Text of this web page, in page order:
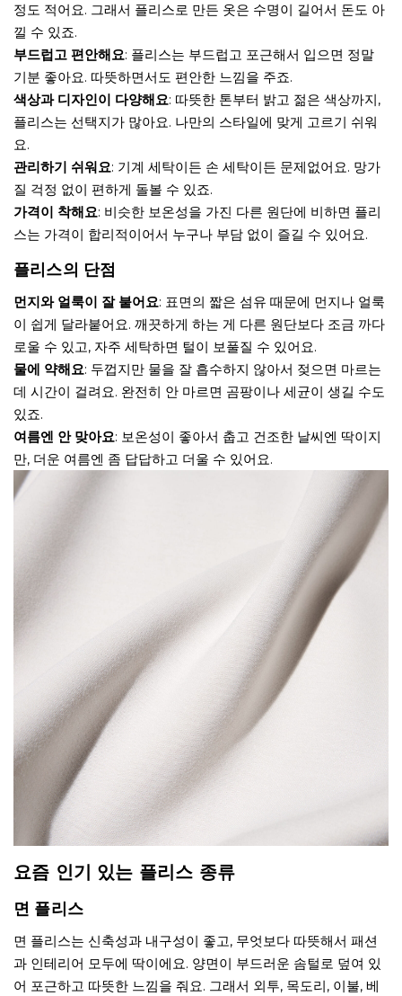
정도 적어요. 그래서 플리스로 만든 옷은 수명이 길어서 돈도 아
낄 수 있죠.
부드럽고 편안해요: 플리스는 부드럽고 포근해서 입으면 정말
기분 좋아요. 따뜻하면서도 편안한 느낌을 주죠.
색상과 디자인이 다양해요: 따뜻한 톤부터 밝고 젊은 색상까지,
플리스는 선택지가 많아요. 나만의 스타일에 맞게 고르기 쉬워
요.
관리하기 쉬워요: 기계 세탁이든 손 세탁이든 문제없어요. 망가
질 걱정 없이 편하게 돌볼 수 있죠.
가격이 착해요: 비슷한 보온성을 가진 다른 원단에 비하면 플리
스는 가격이 합리적이어서 누구나 부담 없이 즐길 수 있어요.
플리스의 단점
먼지와 얼룩이 잘 붙어요: 표면의 짧은 섬유 때문에 먼지나 얼룩
이 쉽게 달라붙어요. 깨끗하게 하는 게 다른 원단보다 조금 까다
로울 수 있고, 자주 세탁하면 털이 보풀질 수 있어요.
물에 약해요: 두껍지만 물을 잘 흡수하지 않아서 젖으면 마르는
데 시간이 걸려요. 완전히 안 마르면 곰팡이나 세균이 생길 수도
있죠.
여름엔 안 맞아요: 보온성이 좋아서 춥고 건조한 날씨엔 딱이지
만, 더운 여름엔 좀 답답하고 더울 수 있어요.
요즘 인기 있는 플리스 종류
면 플리스
면 플리스는 신축성과 내구성이 좋고, 무엇보다 따뜻해서 패션
과 인테리어 모두에 딱이에요. 양면이 부드러운 솜털로 덮여 있
어 포근하고 따뜻한 느낌을 줘요. 그래서 외투, 목도리, 이불, 베